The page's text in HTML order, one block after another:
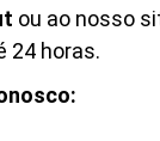
ou ao nosso
24 horas.